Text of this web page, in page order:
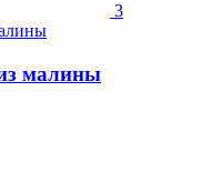
3
малины